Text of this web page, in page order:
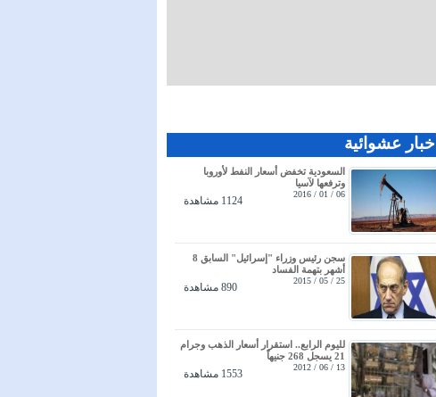
أخبار عشوائية
السعودية تخفض أسعار النفط لأوروبا
وترفعها لآسيا
06 / 01 / 2016
1124 مشاهدة
سجن رئيس وزراء "إسرائيل" السابق 8
أشهر بتهمة الفساد
25 / 05 / 2015
890 مشاهدة
لليوم الرابع.. استقرار أسعار الذهب وجرام
21 يسجل 268 جنيهاً
13 / 06 / 2012
1553 مشاهدة